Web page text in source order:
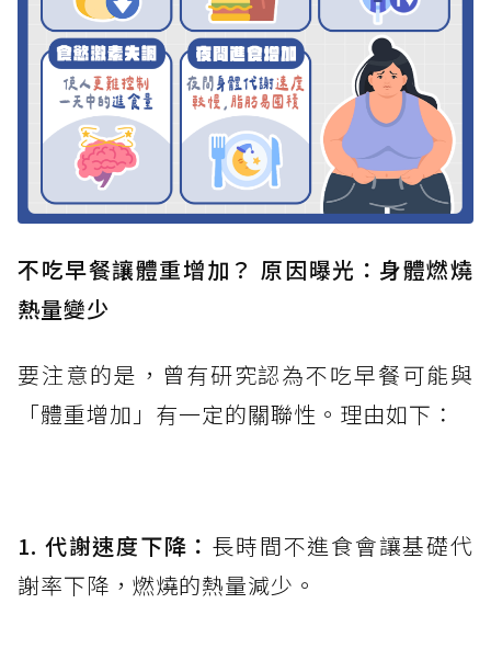
不吃早餐讓體重增加？ 原因曝光：身體燃燒
熱量變少
要注意的是，曾有研究認為不吃早餐可能與
「體重增加」有一定的關聯性。理由如下：
1. 代謝速度下降： 長時間不進食會讓基礎代
謝率下降，燃燒的熱量減少。